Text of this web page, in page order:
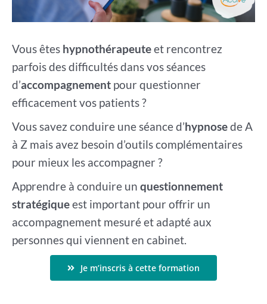
Vous êtes hypnothérapeuteet rencontrez
parfois des difficultés dans vos séances
d’accompagnementpour questionner
efficacement vos patients ?
Vous savez conduire une séance d’hypnosede A
à Z mais avez besoin d’outils complémentaires
pour mieux les accompagner ?
Apprendre à conduire un questionnement
stratégiqueest important pour offrir un
accompagnement mesuré et adapté aux
personnes qui viennent en cabinet.
Je m’inscris à cette formation